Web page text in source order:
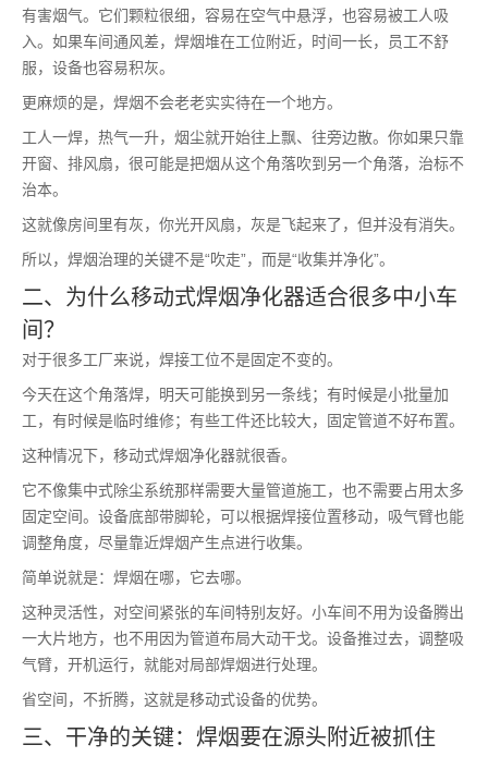
有害烟气。它们颗粒很细，容易在空气中悬浮，也容易被工人吸
入。如果车间通风差，焊烟堆在工位附近，时间一长，员工不舒
服，设备也容易积灰。
更麻烦的是，焊烟不会老老实实待在一个地方。
工人一焊，热气一升，烟尘就开始往上飘、往旁边散。你如果只靠
开窗、排风扇，很可能是把烟从这个角落吹到另一个角落，治标不
治本。
这就像房间里有灰，你光开风扇，灰是飞起来了，但并没有消失。
所以，焊烟治理的关键不是“吹走”，而是“收集并净化”。
二、为什么移动式焊烟净化器适合很多中小车
间？
对于很多工厂来说，焊接工位不是固定不变的。
今天在这个角落焊，明天可能换到另一条线；有时候是小批量加
工，有时候是临时维修；有些工件还比较大，固定管道不好布置。
这种情况下，移动式焊烟净化器就很香。
它不像集中式除尘系统那样需要大量管道施工，也不需要占用太多
固定空间。设备底部带脚轮，可以根据焊接位置移动，吸气臂也能
调整角度，尽量靠近焊烟产生点进行收集。
简单说就是：焊烟在哪，它去哪。
这种灵活性，对空间紧张的车间特别友好。小车间不用为设备腾出
一大片地方，也不用因为管道布局大动干戈。设备推过去，调整吸
气臂，开机运行，就能对局部焊烟进行处理。
省空间，不折腾，这就是移动式设备的优势。
三、干净的关键：焊烟要在源头附近被抓住